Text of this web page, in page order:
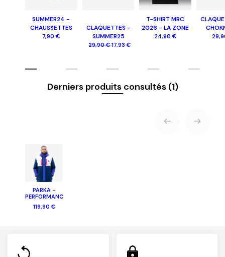
SUMMER24 -
CHAUSSETTES
7,90 €
CLAQUETTES -
SUMMER25
29,90 €17,93 €
T-SHIRT MRC
2026 - LA ZONE
24,90 €
Derniers produits consultés (1)
PARKA -
PERFORMANCE
119,90 €